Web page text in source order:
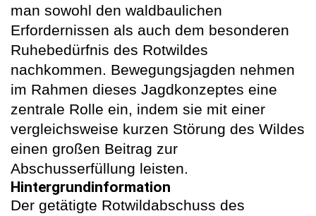
man sowohl den waldbaulichen
Erfordernissen als auch dem besonderen
Ruhebedürfnis des Rotwildes
nachkommen. Bewegungsjagden nehmen
im Rahmen dieses Jagdkonzeptes eine
zentrale Rolle ein, indem sie mit einer
vergleichsweise kurzen Störung des Wildes
einen großen Beitrag zur
Abschusserfüllung leisten.
Hintergrundinformation
Der getätigte Rotwildabschuss des